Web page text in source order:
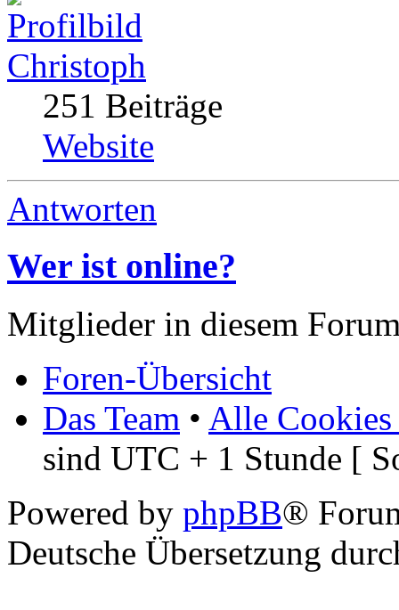
Christoph
251 Beiträge
Website
Antworten
Wer ist online?
Mitglieder in diesem
Foren-Übersicht
Das Team • Alle Cookies
sind UTC + 1 Stunde [
Powered by phpBB®
Deutsche Übersetzung